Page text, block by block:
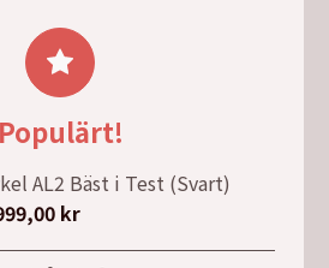
kr.
är:
49,00 kr.
Populärt!
AL2 Bäst i Test (Svart)
krDet